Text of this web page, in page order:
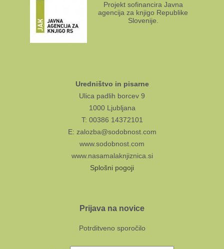
Projekt sofinancira Javna
agencija za knjigo Republike
Slovenije.
Uredništvo in pisarne
Ulica padlih borcev 9
1000 Ljubljana
T: 00386 14372101
E: zalozba@sodobnost.com
www.sodobnost.com
www.nasamalaknjiznica.si
Splošni pogoji
Prijava na novice
Potrditveno sporočilo